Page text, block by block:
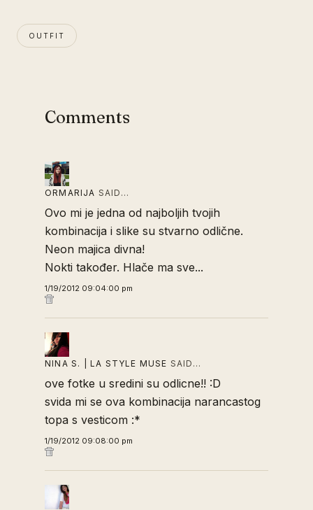
OUTFIT
Comments
ORMARIJA SAID…
Ovo mi je jedna od najboljih tvojih
kombinacija i slike su stvarno odlične.
Neon majica divna!
Nokti također. Hlače ma sve...
1/19/2012 09:04:00 pm
NINA S. | LA STYLE MUSE SAID…
ove fotke u sredini su odlicne!! :D
svida mi se ova kombinacija narancastog
topa s vesticom :*
1/19/2012 09:08:00 pm